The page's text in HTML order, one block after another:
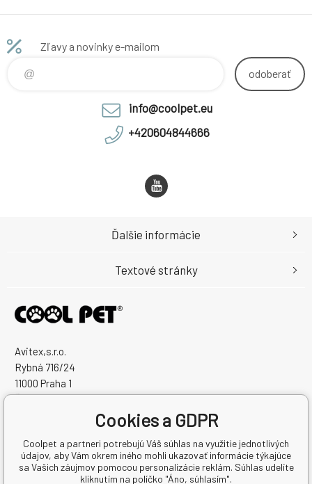
výberu 95 x 160
rôzne farby 95
Zľavy a novinky e-mailom
odoberať
info@coolpet.eu
+420604844666
Avitex,s.r.o.
Rybná 716/24
11000 Praha 1
Česká Republika
IČ DPH (DIČ): CZ60745291
Ďalšie informácie
Textové stránky
Cookies a GDPR
Coolpet a partneri potrebujú Váš súhlas na využitie jednotlivých
údajov, aby Vám okrem iného mohli ukazovať informácie týkajúce
sa Vašich záujmov pomocou personalizácie reklám. Súhlas udelíte
kliknutím na políčko "Áno, súhlasím".